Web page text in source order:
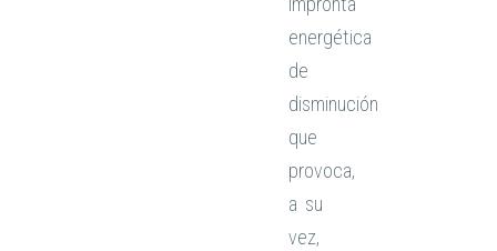
energética
de
disminución
que
provoca,
a su
vez,